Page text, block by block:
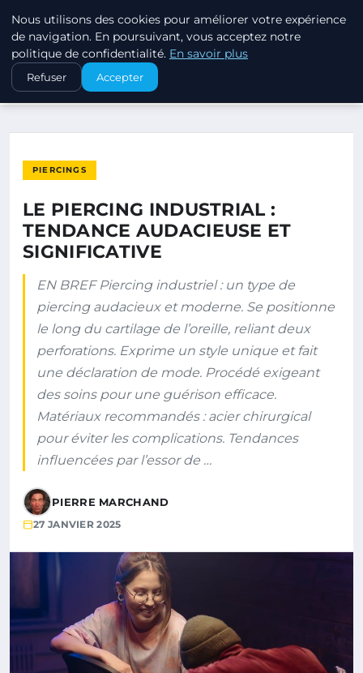
PIERCINGS ET PLUGS
ACCUEIL
PIERCINGS
LE PIERCING INDUSTRIAL : TENDANCE AUDACIEUSE ET…
PIERCINGS
LE PIERCING INDUSTRIAL :
TENDANCE AUDACIEUSE ET
SIGNIFICATIVE
EN BREF Piercing industriel : un type de
piercing audacieux et moderne. Se positionne
le long du cartilage de l’oreille, reliant deux
perforations. Exprime un style unique et fait
une déclaration de mode. Procédé exigeant
des soins pour une guérison efficace.
Matériaux recommandés : acier chirurgical
pour éviter les complications. Tendances
influencées par l’essor de …
PIERRE MARCHAND
27 JANVIER 2025
Nous utilisons des cookies pour améliorer votre expérience
de navigation. En poursuivant, vous acceptez notre
politique de confidentialité. En savoir plus
Refuser Accepter